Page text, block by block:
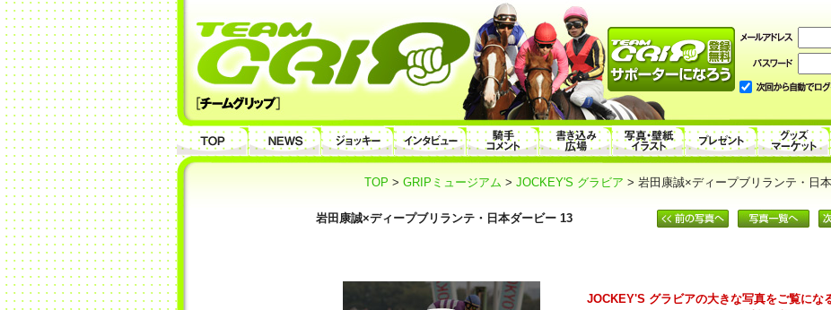
TOP > GRIPミュージアム > JOCKEY'S グラビア > 岩田康誠×ディープブリランテ・日
岩田康誠×ディープブリランテ・日本ダービー 13
JOCKEY'S グラビアの大きな写真をご覧にな